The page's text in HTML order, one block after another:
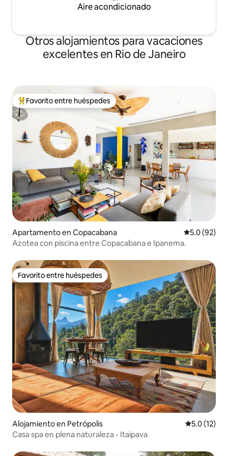
Aire acondicionado
Otros alojamientos para vacaciones
excelentes en Rio de Janeiro
Favorito entre huéspedes preferido
Favorito entre huéspedes
Apartamento en Copacabana Calificación
5.0 (92)
Azotea con piscina entre Copacabana e Ipanema.
Favorito entre huéspedes
Favorito entre huéspedes
Alojamiento en Petrópolis Calificación
5.0 (12)
Casa spa en plena naturaleza - Itaipava